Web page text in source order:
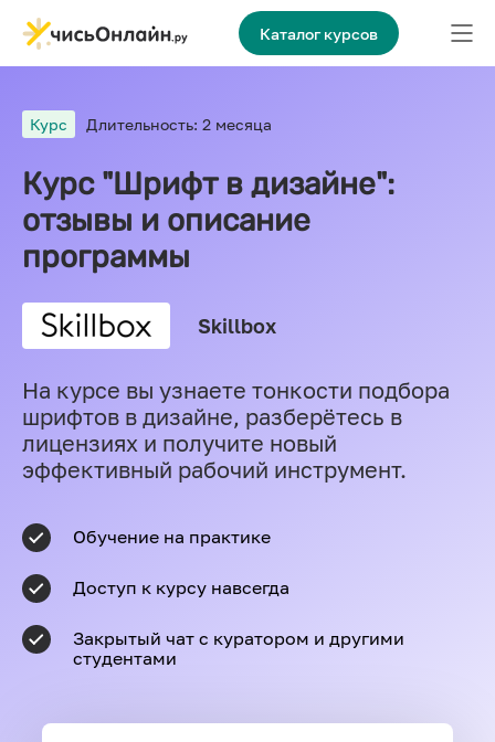
Каталог курсов
Курс Длительность: 2 месяца
Курс "Шрифт в дизайне":
отзывы и описание
программы
Skillbox
На курсе вы узнаете тонкости подбора
шрифтов в дизайне, разберётесь в
лицензиях и получите новый
эффективный рабочий инструмент.
Обучение на практике
Доступ к курсу навсегда
Закрытый чат с куратором и другими
студентами